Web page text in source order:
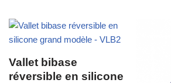
Vallet bibase
réversible en silicone